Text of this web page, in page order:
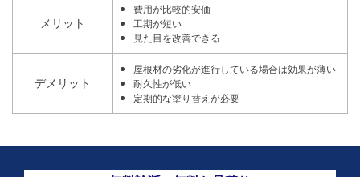
メリット
費用が比較的安価
工期が短い
見た目を改善できる
デメリット
屋根材の劣化が進行している場合は効果が薄い
耐久性が低い
定期的な塗り替えが必要